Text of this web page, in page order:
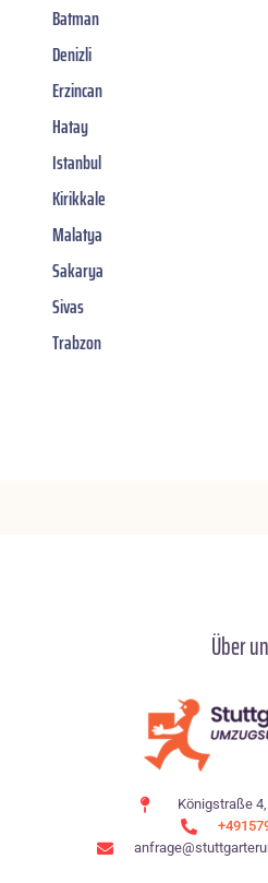
Batman
Denizli
Erzincan
Hatay
Istanbul
Kirikkale
Malatya
Sakarya
Sivas
Trabzon
Über
Königstraße